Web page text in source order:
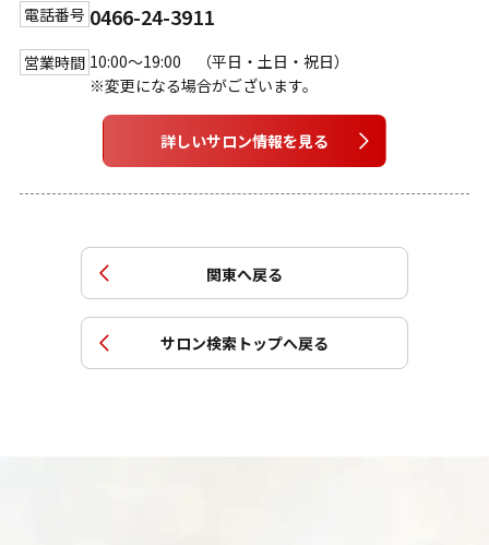
電話番号 0466-24-3911
営業時間 10:00～19:00 （平日・土日・祝日）
※変更になる場合がございます。
詳しいサロン情報を見る
関東へ戻る
サロン検索トップへ戻る